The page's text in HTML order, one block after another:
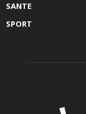
SANTE
SPORT